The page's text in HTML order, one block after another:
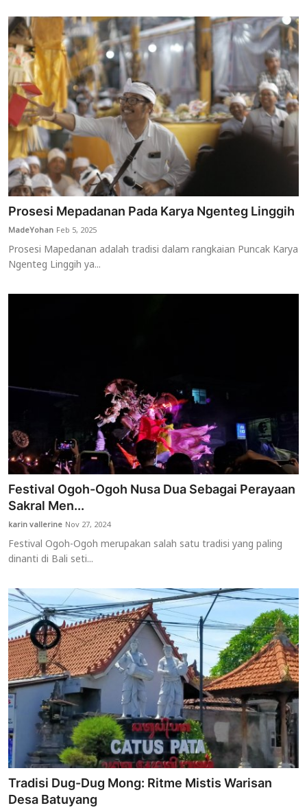
Prosesi Mepadanan Pada Karya Ngenteg Linggih
MadeYohan Feb 5, 2025
Prosesi Mapedanan adalah tradisi dalam rangkaian Puncak Karya
Ngenteg Linggih ya...
Festival Ogoh-Ogoh Nusa Dua Sebagai Perayaan
Sakral Men...
karin vallerine Nov 27, 2024
Festival Ogoh-Ogoh merupakan salah satu tradisi yang paling
dinanti di Bali seti...
Tradisi Dug-Dug Mong: Ritme Mistis Warisan
Desa Batuyang